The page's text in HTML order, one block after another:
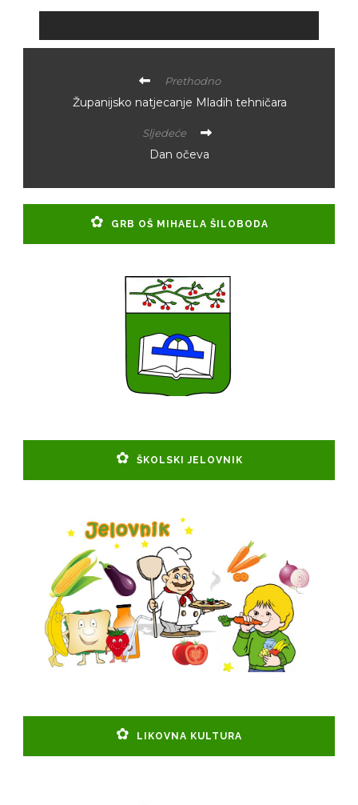
Prethodno
Županijsko natjecanje Mladih tehničara
Sljedeće
Dan očeva
GRB OŠ MIHAELA ŠILOBODA
ŠKOLSKI JELOVNIK
LIKOVNA KULTURA